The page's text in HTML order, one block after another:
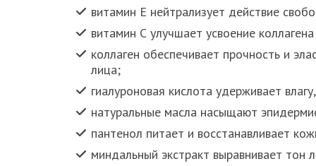
витамин Е нейтрализует действие
витамин С улучшает усвоение
коллаген обеспечивает прочность и
лица;
гиалуроновая кислота удерживает
натуральные масла насыщают
пантенол питает и восстанавливает
миндальный экстракт выравнивает тон